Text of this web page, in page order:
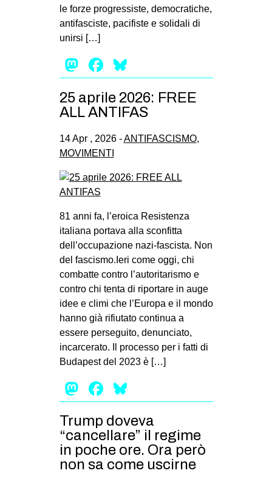
le forze progressiste, democratiche,
antifasciste, pacifiste e solidali di
unirsi […]
Mastodon
Facebook
25 aprile 2026: FREE
ALL ANTIFAS
14 Apr , 2026 -ANTIFASCISMO,
MOVIMENTI
81 anni fa, l’eroica Resistenza
italiana portava alla sconfitta
dell’occupazione nazi-fascista. Non
del fascismo.Ieri come oggi, chi
combatte contro l’autoritarismo e
contro chi tenta di riportare in auge
idee e climi che l’Europa e il mondo
hanno già rifiutato continua a
essere perseguito, denunciato,
incarcerato. Il processo per i fatti di
Budapest del 2023 è […]
Mastodon
Facebook
Trump doveva
“cancellare” il regime
in poche ore. Ora però
non sa come uscirne